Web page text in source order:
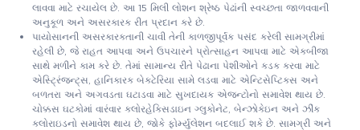
લાવવા માટે રચાયેલ છે. આ 15 મિલી લોશન શ્રેષ્ઠ પેઢાંની સ્વચ્છતા જાળવવાની
અનુકૂળ અને અસરકારક રીત પ્રદાન કરે છે.
પાયોસાનની અસરકારકતાની ચાવી તેની કાળજીપૂર્વક પસંદ કરેલી સામગ્રીમાં
રહેલી છે, જે રાહત આપવા અને ઉપચારને પ્રોત્સાહન આપવા માટે એકબીજા
સાથે મળીને કામ કરે છે. તેમાં સામાન્ય રીતે પેઢાના પેશીઓને કડક કરવા માટે
એસ્ટ્રિંજન્ટ્સ, હાનિકારક બેક્ટેરિયા સામે લડવા માટે એન્ટિસેપ્ટિક્સ અને
બળતરા અને અગવડતા ઘટાડવા માટે સુખદાયક એજન્ટોનો સમાવેશ થાય છે.
ચોક્કસ ઘટકોમાં વારંવાર ક્લોરહેક્સિડાઇન ગ્લુકોનેટ, બેન્ઝોકેઇન અને ઝીંક
ક્લોરાઇડનો સમાવેશ થાય છે, જોકે ફોર્મ્યુલેશન બદલાઈ શકે છે. સામગ્રી અને